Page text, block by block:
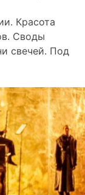
Красота
Своды
свечей. Под